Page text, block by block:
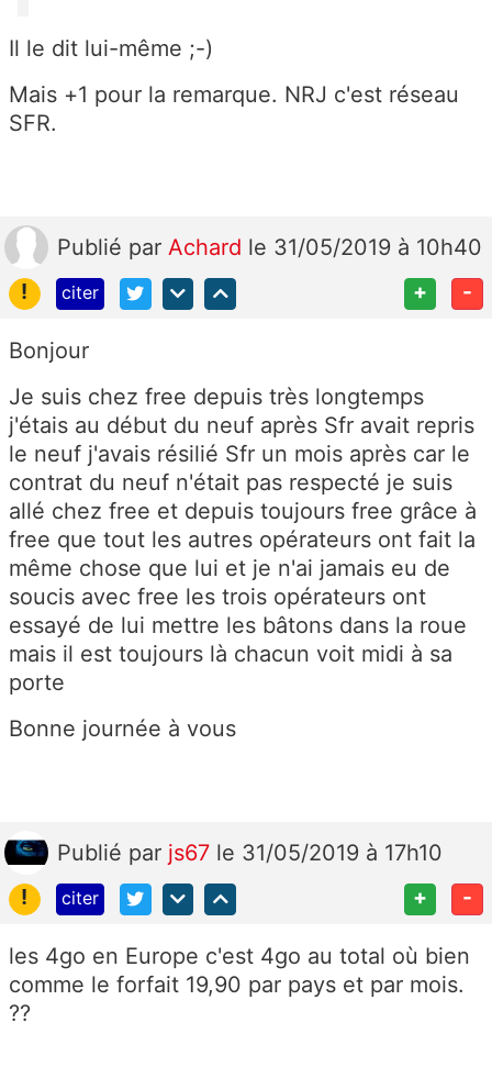
Il le dit lui-même ;-)
Mais +1 pour la remarque. NRJ c'est réseau
SFR.
Publié par Achard le 31/05/2019 à 10h40
!
citer + -
Bonjour
Je suis chez free depuis très longtemps
j'étais au début du neuf après Sfr avait repris
le neuf j'avais résilié Sfr un mois après car le
contrat du neuf n'était pas respecté je suis
allé chez free et depuis toujours free grâce à
free que tout les autres opérateurs ont fait la
même chose que lui et je n'ai jamais eu de
soucis avec free les trois opérateurs ont
essayé de lui mettre les bâtons dans la roue
mais il est toujours là chacun voit midi à sa
porte
Bonne journée à vous
Publié par js67 le 31/05/2019 à 17h10
!
citer + -
les 4go en Europe c'est 4go au total où bien
comme le forfait 19,90 par pays et par mois.
??